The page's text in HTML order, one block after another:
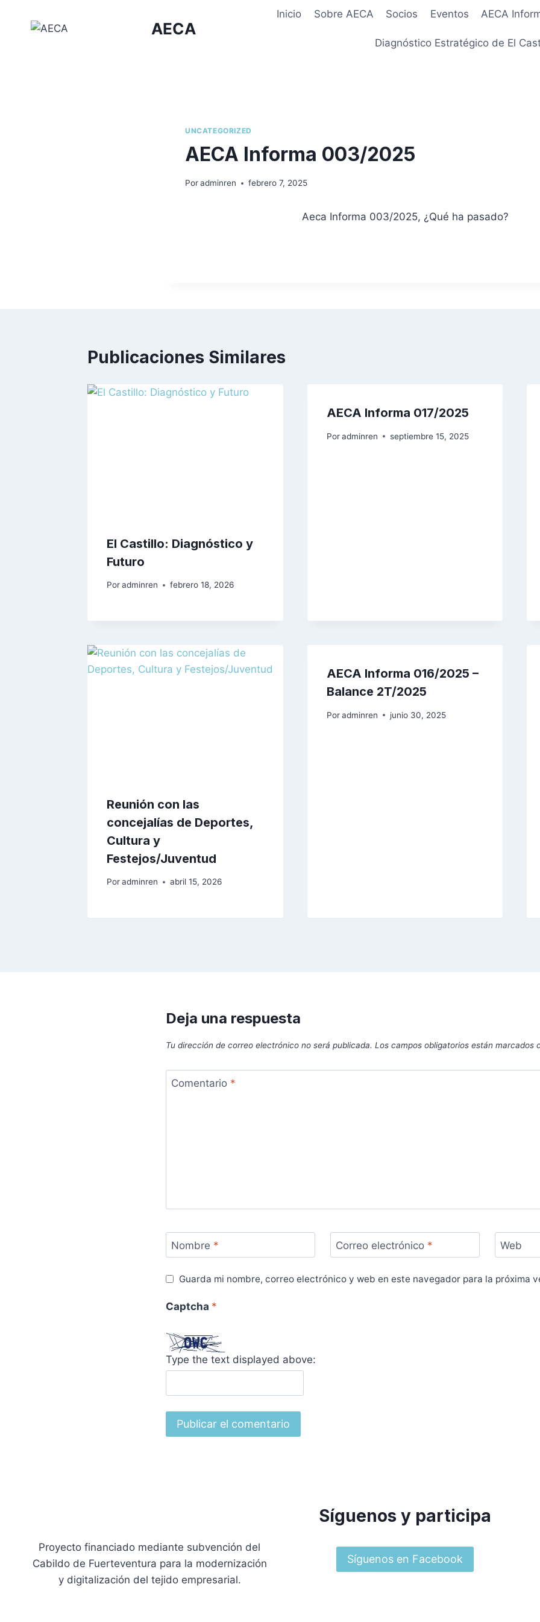
AECA
Inicio Sobre AECA Socios Eventos AECA
Diagnóstico Estratégico de El
UNCATEGORIZED
AECA Informa 003/2025
Poradminren febrero 7, 2025
Aeca Informa 003/2025, ¿Qué ha pasado?
Publicaciones Similares
El Castillo: Diagnóstico y
Futuro
Poradminren febrero 18, 2026
AECA Informa 017/2025
Por adminren septiembre 15, 2025
Reunión con las
concejalías de Deportes,
Cultura y
Festejos/Juventud
Poradminren abril 15, 2026
AECA Informa 016/2025 –
Balance 2T/2025
Por adminren junio 30, 2025
Deja una respuesta
Tu dirección de correo electrónico no será publicada. Los campos obligatorios están marcados
Comentario *
Nombre * Correo electrónico * Web
Guarda mi nombre, correo electrónico y web en este navegador para la próxima
Captcha *
Type the text displayed above:
Proyecto financiado mediante subvención del
Cabildo de Fuerteventura para la modernización
y digitalización del tejido empresarial.
Síguenos y participa
Síguenos en Facebook